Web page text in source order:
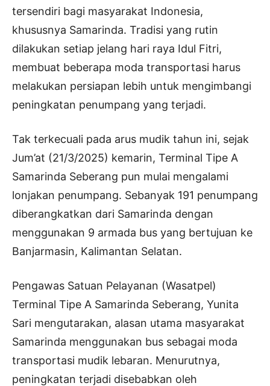
tersendiri bagi masyarakat Indonesia,
khususnya Samarinda. Tradisi yang rutin
dilakukan setiap jelang hari raya Idul Fitri,
membuat beberapa moda transportasi harus
melakukan persiapan lebih untuk mengimbangi
peningkatan penumpang yang terjadi.
Tak terkecuali pada arus mudik tahun ini, sejak
Jum’at (21/3/2025) kemarin, Terminal Tipe A
Samarinda Seberang pun mulai mengalami
lonjakan penumpang. Sebanyak 191 penumpang
diberangkatkan dari Samarinda dengan
menggunakan 9 armada bus yang bertujuan ke
Banjarmasin, Kalimantan Selatan.
Pengawas Satuan Pelayanan (Wasatpel)
Terminal Tipe A Samarinda Seberang, Yunita
Sari mengutarakan, alasan utama masyarakat
Samarinda menggunakan bus sebagai moda
transportasi mudik lebaran. Menurutnya,
peningkatan terjadi disebabkan oleh